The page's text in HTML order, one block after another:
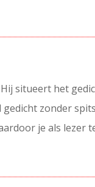
situeert het
zonder
je als lezer